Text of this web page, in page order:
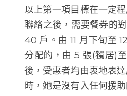
三、藉著送贈餐劵，鼓
導。
以上第一項目標在一定
聯絡之後，需要餐券的
40 戶。由 11 月下旬至